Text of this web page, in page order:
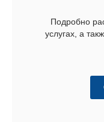
Подробно
услугах, а